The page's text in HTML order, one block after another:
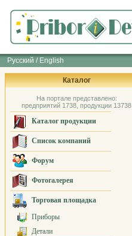
Русский / English
Каталог
На портале представлено:
предприятий 1738, продукции 13738
Каталог продукции
Список компаний
Форум
Фотогалерея
Торговая площадка
Приборы
Детали